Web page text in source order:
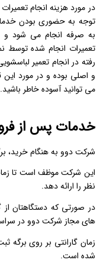
در مورد هزینه انجام
توجه به حضوری بودن
به صرفه انجام می شود و
تعمیرات انجام شده توسط
رفته در انجام تعمیر
و اصلی بوده و در مورد این
می توانید آسوده خاطر باشید.
خدمات پس از
شرکت دوو به هنگام خرید،
این شرکت موظف است تا
نظر را ارائه دهد.
در صورتی که دستگاهتان از
های مجاز شرکت دوو در
زمان گارانتی بر روی
شده است.